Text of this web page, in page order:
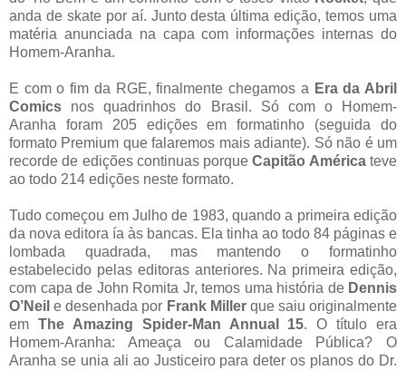
anda de skate por aí. Junto desta última edição, temos uma
matéria anunciada na capa com informações internas do
Homem-Aranha.
E com o fim da RGE, finalmente chegamos a Era da Abril
Comics nos quadrinhos do Brasil. Só com o Homem-
Aranha foram 205 edições em formatinho (seguida do
formato Premium que falaremos mais adiante). Só não é um
recorde de edições continuas porqueCapitão Américateve
ao todo 214 edições neste formato.
Tudo começou em Julho de 1983, quando a primeira edição
da nova editora ía às bancas. Ela tinha ao todo 84 páginas e
lombada quadrada, mas mantendo o formatinho
estabelecido pelas editoras anteriores. Na primeira edição,
com capa de John Romita Jr, temos uma história de Dennis
O’Neile desenhada por Frank Millerque saiu originalmente
em The Amazing Spider-Man Annual 15. O título era
Homem-Aranha: Ameaça ou Calamidade Pública? O
Aranha se unia ali ao Justiceiro para deter os planos do Dr.